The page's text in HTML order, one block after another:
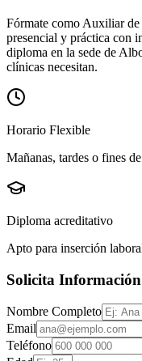
Fórmate como Auxiliar
presencial y práctica con
diploma en la sede de
clínicas necesitan.
Horario Flexible
Mañanas, tardes o fines
Diploma acreditativo
Apto para inserción
Solicita
Nombre Completo
Email
Teléfono